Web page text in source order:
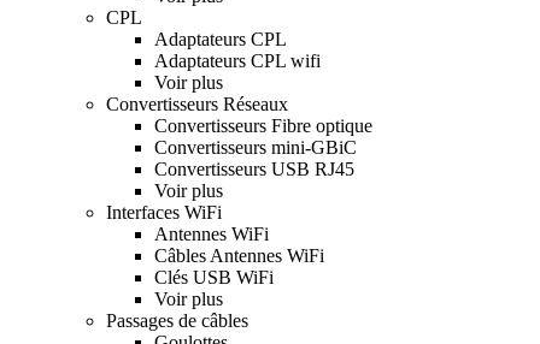
CPL
Adaptateurs CPL
Adaptateurs CPL wifi
Voir plus
Convertisseurs Réseaux
Convertisseurs Fibre optique
Convertisseurs mini-GBiC
Convertisseurs USB RJ45
Voir plus
Interfaces WiFi
Antennes WiFi
Câbles Antennes WiFi
Clés USB WiFi
Voir plus
Passages de câbles